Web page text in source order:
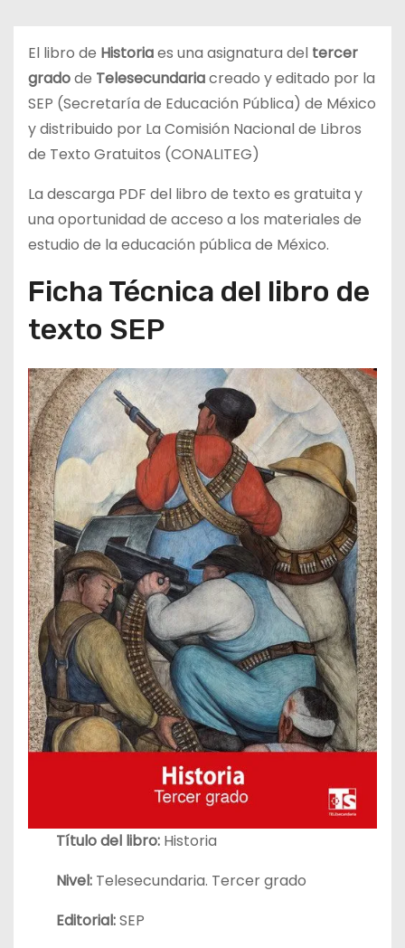
El libro de Historiaes una asignatura del tercer
gradode Telesecundariacreado y editado por la
SEP (Secretaría de Educación Pública) de México
y distribuido por La Comisión Nacional de Libros
de Texto Gratuitos (CONALITEG)
La descarga PDF del libro de texto es gratuita y
una oportunidad de acceso a los materiales de
estudio de la educación pública de México.
Ficha Técnica del libro de
texto SEP
Título del libro: Historia
Nivel:Telesecundaria. Tercer grado
Editorial:SEP